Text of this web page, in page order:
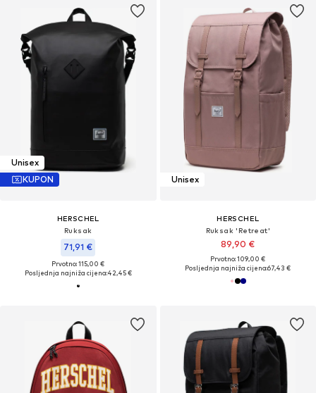
Unisex
KUPON
HERSCHEL
Ruksak
71,91 €
Prvotno: 115,00 €
Posljednja najniža cijena:42,45 €
Unisex
HERSCHEL
Ruksak 'Retreat'
89,90 €
Prvotno: 109,00 €
Posljednja najniža cijena:67,43 €